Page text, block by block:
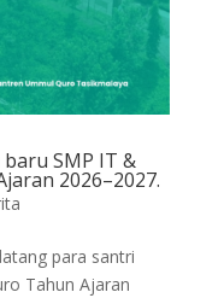
SMP IT &
2026–2027.
Tahun Ajaran